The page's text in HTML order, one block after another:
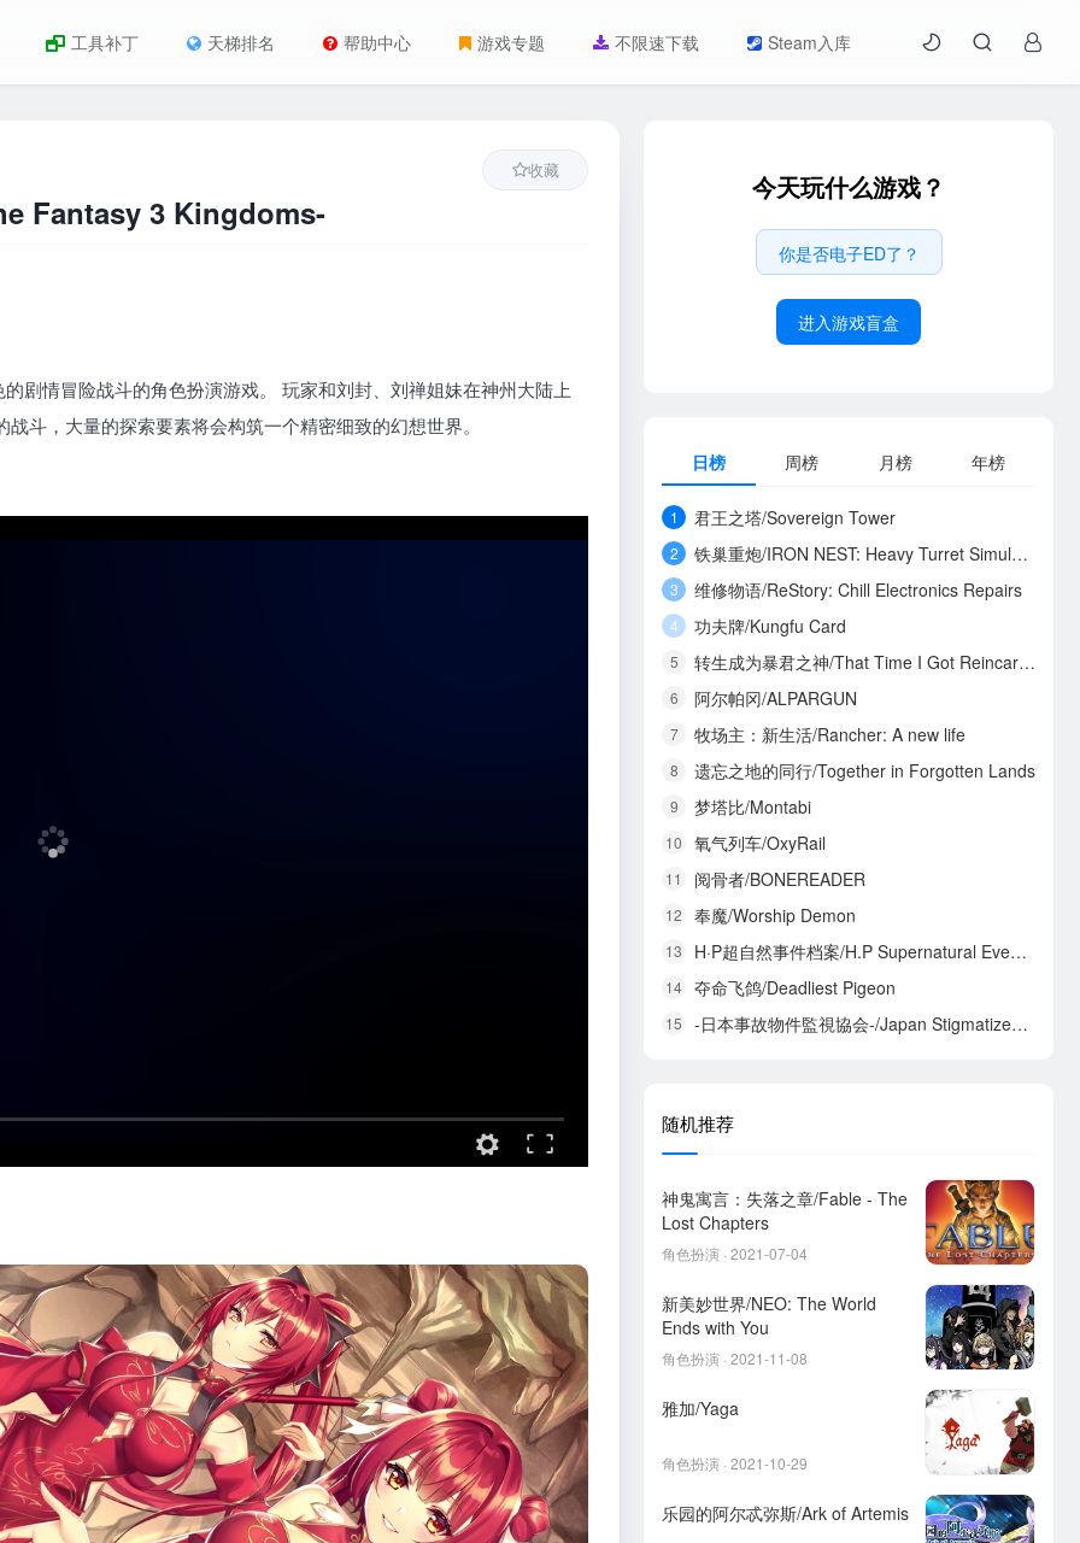
工具补丁 天梯排名 帮助中心 游戏专题 不限速下载 Steam入库
Fantasy 3 Kingdoms-
收藏
剧情冒险战斗的角色扮演游戏。 玩家和刘封、刘禅姐妹在神州大陆上
斗，大量的探索要素将会构筑一个精密细致的幻想世界。
今天玩什么游戏？
你是否电子ED了？
进入游戏盲盒
日榜 周榜 月榜 年榜
1 君王之塔/Sovereign Tower
2 铁巢重炮/IRON NEST: Heavy Turret Simulator
3 维修物语/ReStory: Chill Electronics Repairs
4 功夫牌/Kungfu Card
5 转生成为暴君之神/That Time I Got Reincarnated as a Tyrant God
6 阿尔帕冈/ALPARGUN
7 牧场主：新生活/Rancher: A new life
8 遗忘之地的同行/Together in Forgotten Lands
9 梦塔比/Montabi
10 氧气列车/OxyRail
11 阅骨者/BONEREADER
12 奉魔/Worship Demon
13 H·P超自然事件档案/H.P Supernatural Event Archives
14 夺命飞鸽/Deadliest Pigeon
15 -日本事故物件監視協会-/Japan Stigmatized Property3
随机推荐
神鬼寓言：失落之章/Fable - The
Lost Chapters
角色扮演 · 2021-07-04
新美妙世界/NEO: The World
Ends with You
角色扮演 · 2021-11-08
雅加/Yaga
角色扮演 · 2021-10-29
乐园的阿尔忒弥斯/Ark of Artemis